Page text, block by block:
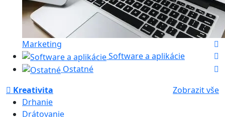
Marketing
Software a aplikácie
Ostatné
Kreativita
Zobrazit vše
Drhanie
Drátovanie